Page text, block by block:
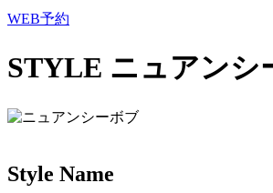
WEB予約
STYLE ニュアンシ
Style Name